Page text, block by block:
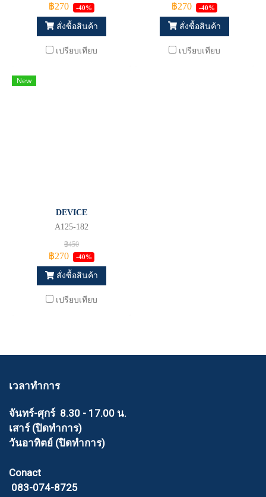
฿270 -40%
สั่งซื้อสินค้า
เปรียบเทียบ
฿270 -40%
สั่งซื้อสินค้า
เปรียบเทียบ
New
DEVICE
A125-182
฿450
฿270 -40%
สั่งซื้อสินค้า
เปรียบเทียบ
เวลาทำการ
จันทร์-ศุกร์ 8.30 - 17.00 น.
เสาร์ (ปิดทำการ)
วันอาทิตย์ (ปิดทำการ)
Conact
083-074-8725